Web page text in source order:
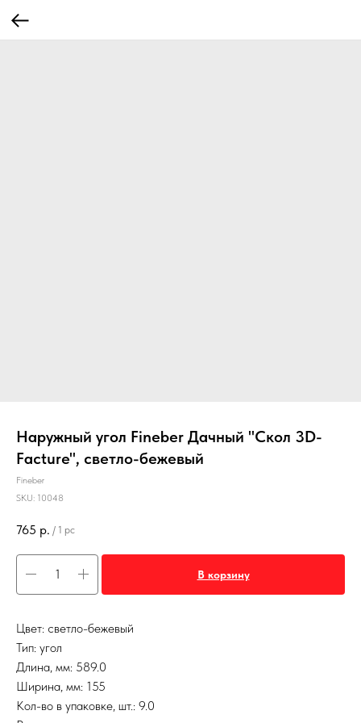
Наружный угол Fineber Дачный "Скол 3D-
Facture", светло-бежевый
Fineber
SKU: 10048
765 р. / 1 pc
В корзину
Цвет: светло-бежевый
Тип: угол
Длина, мм: 589.0
Ширина, мм: 155
Кол-во в упаковке, шт.: 9.0